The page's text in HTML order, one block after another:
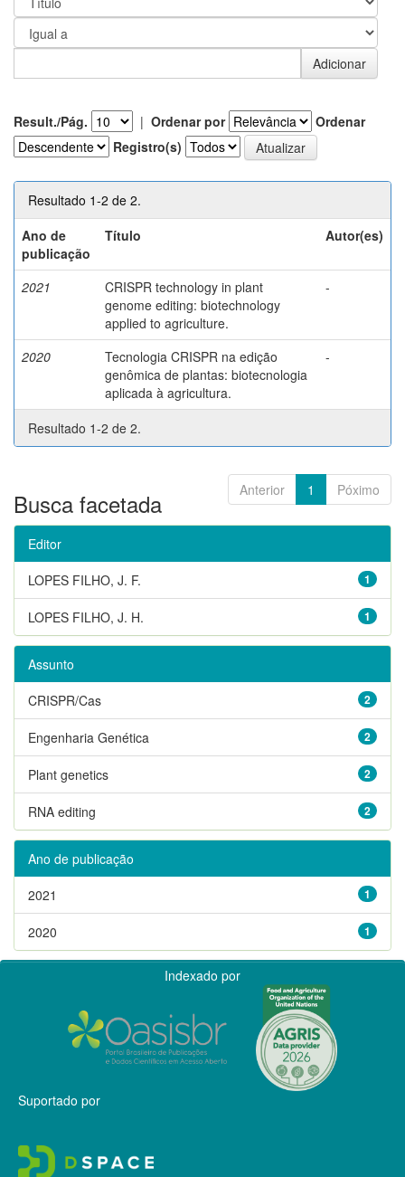
Result./Pág. | Ordenar por
Ordenar
Registro(s)
Resultado 1-2 de 2.
Ano de
publicação
Título Autor(es)
2021
CRISPR technology in plant
genome editing: biotechnology
applied to agriculture.
-
2020
Tecnologia CRISPR na edição
genômica de plantas: biotecnologia
aplicada à agricultura.
-
Resultado 1-2 de 2.
Anterior 1 Póximo
Busca facetada
Editor
1
LOPES FILHO, J. F.
1
LOPES FILHO, J. H.
Assunto
2
CRISPR/Cas
2
Engenharia Genética
2
Plant genetics
2
RNA editing
Ano de publicação
1
2021
1
2020
Indexado por
Suportado por